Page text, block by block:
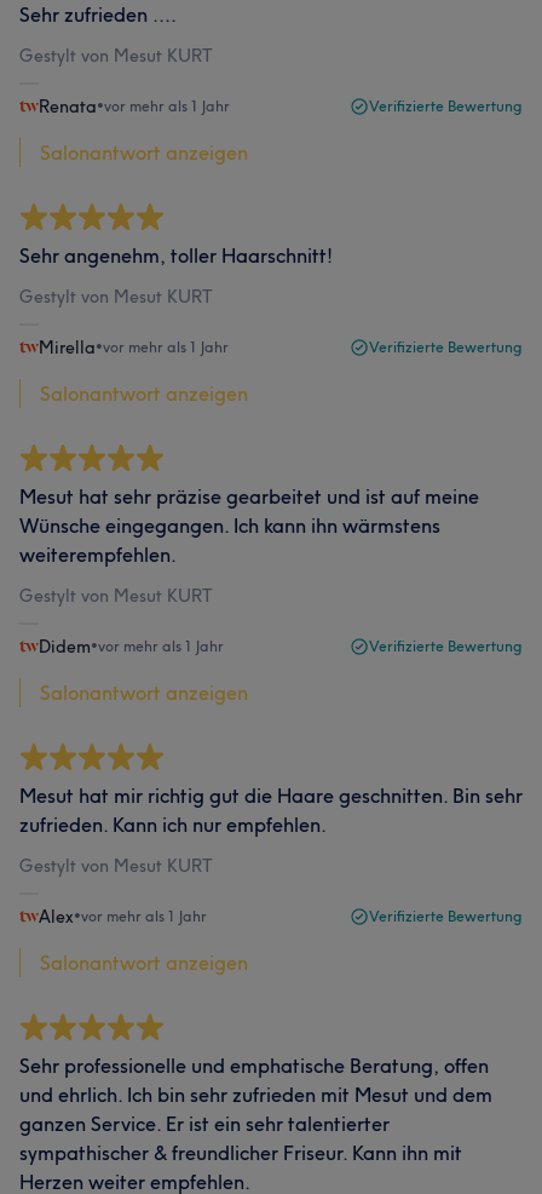
Sehr zufrieden ....
Gestylt von Mesut KURT
Renata•vor mehr als 1 Jahr Verifizierte Bewertung
Salonantwort anzeigen
Sehr angenehm, toller Haarschnitt!
Gestylt von Mesut KURT
Mirella•vor mehr als 1 Jahr Verifizierte Bewertung
Salonantwort anzeigen
Mesut hat sehr präzise gearbeitet und ist auf meine
Wünsche eingegangen. Ich kann ihn wärmstens
weiterempfehlen.
Gestylt von Mesut KURT
Didem•vor mehr als 1 Jahr Verifizierte Bewertung
Salonantwort anzeigen
Mesut hat mir richtig gut die Haare geschnitten. Bin sehr
zufrieden. Kann ich nur empfehlen.
Gestylt von Mesut KURT
Alex•vor mehr als 1 Jahr Verifizierte Bewertung
Salonantwort anzeigen
Sehr professionelle und emphatische Beratung, offen
und ehrlich. Ich bin sehr zufrieden mit Mesut und dem
ganzen Service. Er ist ein sehr talentierter
sympathischer & freundlicher Friseur. Kann ihn mit
Herzen weiter empfehlen.